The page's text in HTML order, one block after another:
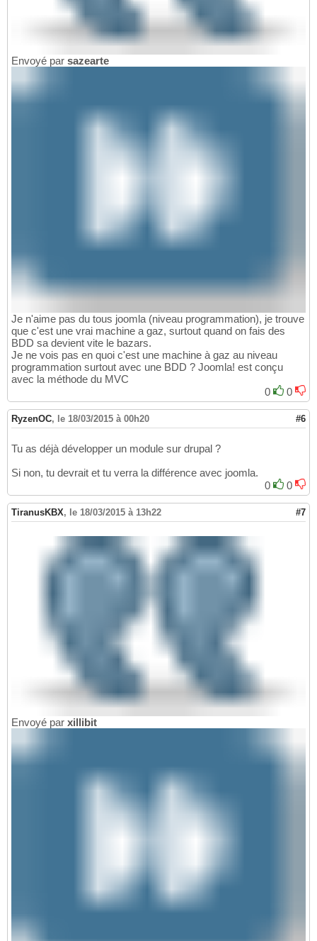
Envoyé par sazearte
Je n'aime pas du tous joomla (niveau programmation), je trouve
que c'est une vrai machine a gaz, surtout quand on fais des
BDD sa devient vite le bazars.
Je ne vois pas en quoi c'est une machine à gaz au niveau
programmation surtout avec une BDD ? Joomla! est conçu
avec la méthode du MVC
0
0
RyzenOC, le 18/03/2015 à 00h20 #6
Tu as déjà développer un module sur drupal ?
Si non, tu devrait et tu verra la différence avec joomla.
0
0
TiranusKBX, le 18/03/2015 à 13h22 #7
Envoyé par xillibit